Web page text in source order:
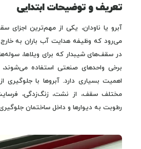
تعریف و توضیحات ابتدایی
آبرو یا ناودان، یکی از مهم‌ترین اجزای
می‌رود که وظیفه هدایت آب باران به خارج
در سقف‌های شیبدار که برای ویلاها،
برخی واحدهای صنعتی استفاده
اهمیت بسیاری دارد. آبروها با
مختلف سقف، از نشت، زنگ‌زدگی،
رطوبت به دیوارها و داخل ساختمان